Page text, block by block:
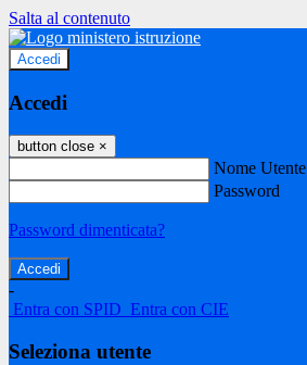
Salta al contenuto
Accedi
Accedi
button close ×
Nome Utente
Password
Password dimenticata?
-
Entra con SPID Entra con CIE
Seleziona utente